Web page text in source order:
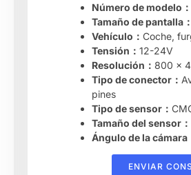
Número de modelo：
Tamaño de pantalla：
Vehículo： Coche,
Tensión： 12-24V
Resolución： 800 x
Tipo de conector：
pines
Tipo de sensor：
Tamaño del sensor：
Ángulo de la cámara
ENVIAR